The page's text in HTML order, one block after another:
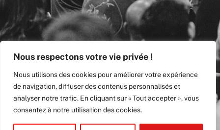
Nous respectons votre vie privée !
Nous utilisons des cookies pour améliorer votre expérience
de navigation, diffuser des contenus personnalisés et
analyser notre trafic. En cliquant sur « Tout accepter », vous
consentez à notre utilisation des cookies.